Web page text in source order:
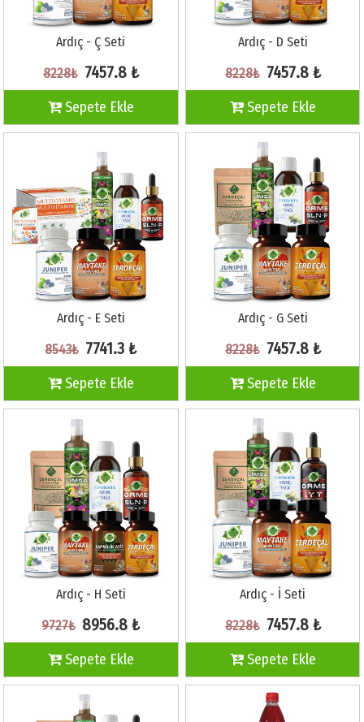
Ardıç - Ç Seti
8228₺ 7457.8 ₺
Sepete Ekle
Ardıç - D Seti
8228₺ 7457.8 ₺
Sepete Ekle
Ardıç - E Seti
8543₺ 7741.3 ₺
Sepete Ekle
Ardıç - G Seti
8228₺ 7457.8 ₺
Sepete Ekle
Ardıç - H Seti
9727₺ 8956.8 ₺
Sepete Ekle
Ardıç - İ Seti
8228₺ 7457.8 ₺
Sepete Ekle